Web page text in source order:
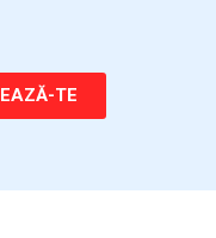
TE